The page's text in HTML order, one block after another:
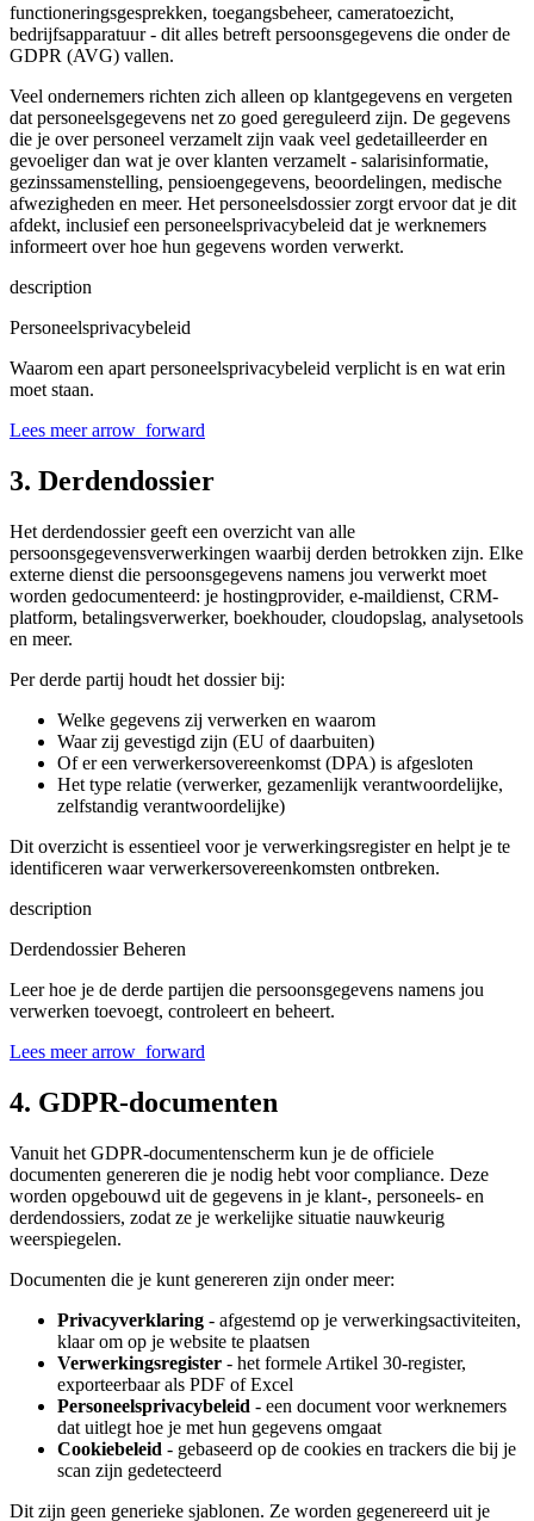
functioneringsgesprekken, toegangsbeheer, cameratoezicht,
bedrijfsapparatuur - dit alles betreft persoonsgegevens die onder de
GDPR (AVG) vallen.
Veel ondernemers richten zich alleen op klantgegevens en vergeten
dat personeelsgegevens net zo goed gereguleerd zijn. De gegevens
die je over personeel verzamelt zijn vaak veel gedetailleerder en
gevoeliger dan wat je over klanten verzamelt - salarisinformatie,
gezinssamenstelling, pensioengegevens, beoordelingen, medische
afwezigheden en meer. Het personeelsdossier zorgt ervoor dat je dit
afdekt, inclusief een personeelsprivacybeleid dat je werknemers
informeert over hoe hun gegevens worden verwerkt.
description
Personeelsprivacybeleid
Waarom een apart personeelsprivacybeleid verplicht is en wat erin
moet staan.
Lees meerarrow_forward
3. Derdendossier
Het derdendossier geeft een overzicht van alle
persoonsgegevensverwerkingen waarbij derden betrokken zijn. Elke
externe dienst die persoonsgegevens namens jou verwerkt moet
worden gedocumenteerd: je hostingprovider, e-maildienst, CRM-
platform, betalingsverwerker, boekhouder, cloudopslag, analysetools
en meer.
Per derde partij houdt het dossier bij:
Welke gegevens zij verwerken en waarom
Waar zij gevestigd zijn (EU of daarbuiten)
Of er een verwerkersovereenkomst (DPA) is afgesloten
Het type relatie (verwerker, gezamenlijk verantwoordelijke,
zelfstandig verantwoordelijke)
Dit overzicht is essentieel voor je verwerkingsregister en helpt je te
identificeren waar verwerkersovereenkomsten ontbreken.
description
Derdendossier Beheren
Leer hoe je de derde partijen die persoonsgegevens namens jou
verwerken toevoegt, controleert en beheert.
Lees meerarrow_forward
4. GDPR-documenten
Vanuit het GDPR-documentenscherm kun je de officiele
documenten genereren die je nodig hebt voor compliance. Deze
worden opgebouwd uit de gegevens in je klant-, personeels- en
derdendossiers, zodat ze je werkelijke situatie nauwkeurig
weerspiegelen.
Documenten die je kunt genereren zijn onder meer:
Privacyverklaring - afgestemd op je verwerkingsactiviteiten,
klaar om op je website te plaatsen
Verwerkingsregister - het formele Artikel 30-register,
exporteerbaar als PDF of Excel
Personeelsprivacybeleid - een document voor werknemers
dat uitlegt hoe je met hun gegevens omgaat
Cookiebeleid - gebaseerd op de cookies en trackers die bij je
scan zijn gedetecteerd
Dit zijn geen generieke sjablonen. Ze worden gegenereerd uit je